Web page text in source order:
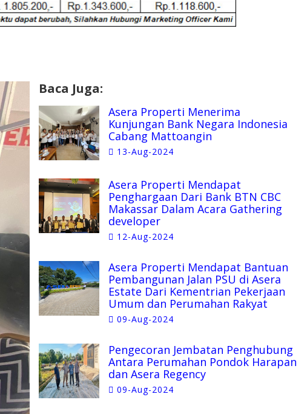
Baca Juga:
Asera Properti Menerima
Kunjungan Bank Negara Indonesia
Cabang Mattoangin
13-Aug-2024
Asera Properti Mendapat
Penghargaan Dari Bank BTN CBC
Makassar Dalam Acara Gathering
developer
12-Aug-2024
Asera Properti Mendapat Bantuan
Pembangunan Jalan PSU di Asera
Estate Dari Kementrian Pekerjaan
Umum dan Perumahan Rakyat
09-Aug-2024
Pengecoran Jembatan Penghubung
Antara Perumahan Pondok Harapan
dan Asera Regency
09-Aug-2024